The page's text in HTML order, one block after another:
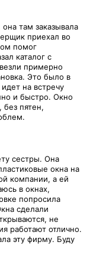
там заказывала
приехал во
помог
каталог с
примерно
Это было в
на встречу
и быстро. Окно
пятен,
сестры. Она
окна на
компании, а ей
в окнах,
попросила
сделали
не
работают отлично.
эту фирму. Буду